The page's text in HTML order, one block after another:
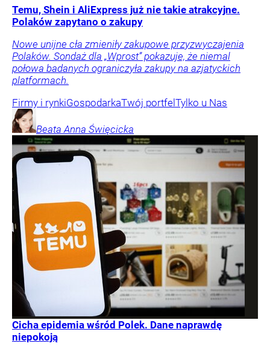
Temu, Shein i AliExpress już nie takie atrakcyjne.
Polaków zapytano o zakupy
Nowe unijne cła zmieniły zakupowe przyzwyczajenia
Polaków. Sondaż dla „Wprost” pokazuje, że niemal
połowa badanych ograniczyła zakupy na azjatyckich
platformach.
Firmy i rynkiGospodarkaTwój portfelTylko u Nas
Beata Anna Święcicka
Cicha epidemia wśród Polek. Dane naprawdę
niepokoją